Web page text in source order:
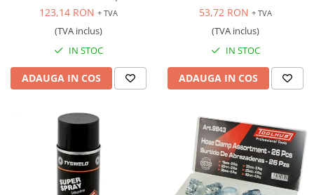
123,14 RON + TVA
(TVA inclus)
IN STOC
ADAUGA IN COS
53,72 RON + TVA
(TVA inclus)
IN STOC
ADAUGA IN COS